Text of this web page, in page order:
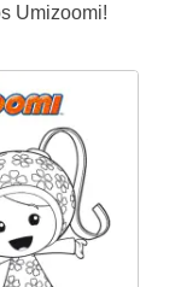
Umizoomi!